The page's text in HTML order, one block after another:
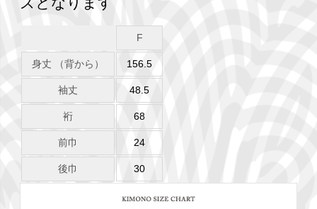
F
身丈 （背から） 156.5
袖丈 48.5
裄 68
前巾 24
後巾 30